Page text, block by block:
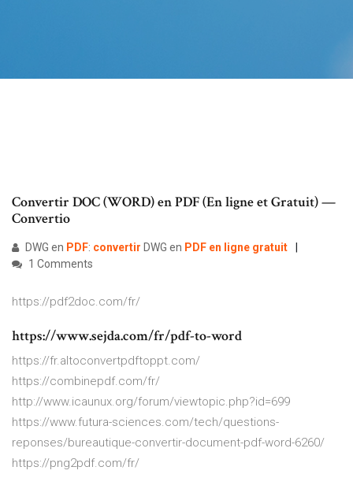
Convertir DOC (WORD) en PDF (En ligne et Gratuit) —
Convertio
DWG en PDF: convertir DWG en PDF en ligne gratuit
1 Comments
https://pdf2doc.com/fr/
https://www.sejda.com/fr/pdf-to-word
https://fr.altoconvertpdftoppt.com/
https://combinepdf.com/fr/
http://www.icaunux.org/forum/viewtopic.php?id=699
https://www.futura-sciences.com/tech/questions-
reponses/bureautique-convertir-document-pdf-word-6260/
https://png2pdf.com/fr/